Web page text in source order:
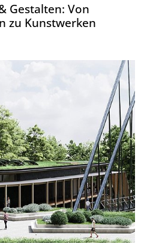
Gestalten: Von
zu Kunstwerken